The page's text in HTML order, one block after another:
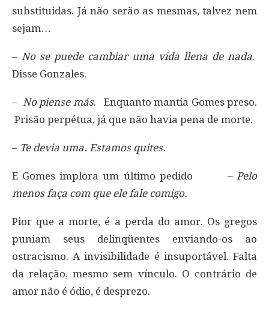
substituídas. Já não serão as mesmas, talvez nem
sejam…
– No se puede cambiar uma vida llena de nada.
Disse Gonzales.
– No piense más. Enquanto mantia Gomes preso.
Prisão perpétua, já que não havia pena de morte.
– Te devia uma. Estamos quites.
E Gomes implora um último pedido – Pelo
menos faça com que ele fale comigo.
Pior que a morte, é a perda do amor. Os gregos
puniam seus delinqüentes enviando-os ao
ostracismo. A invisibilidade é insuportável. Falta
da relação, mesmo sem vínculo. O contrário de
amor não é ódio, é desprezo.